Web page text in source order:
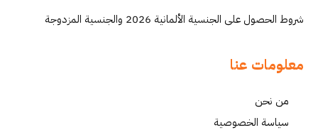
شروط الحصول على الجنسية الألمانية 2026 والجنسية المزدوجة
معلومات عنا
من نحن
سياسة الخصوصية